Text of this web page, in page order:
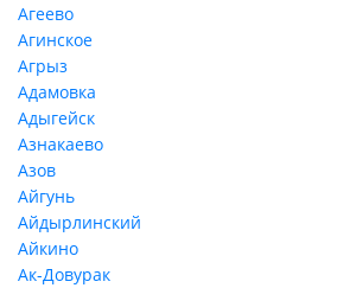
Агеево
Агинское
Агрыз
Адамовка
Адыгейск
Азнакаево
Азов
Айгунь
Айдырлинский
Айкино
Ак-Довурак